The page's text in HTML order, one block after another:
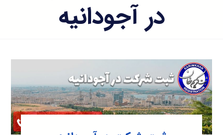
در آجودانیه